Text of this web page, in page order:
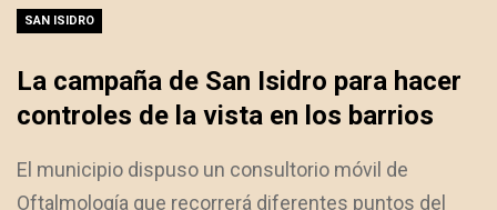
SAN ISIDRO
La campaña de San Isidro para hacer
controles de la vista en los barrios
El municipio dispuso un consultorio móvil de
Oftalmología que recorrerá diferentes puntos del